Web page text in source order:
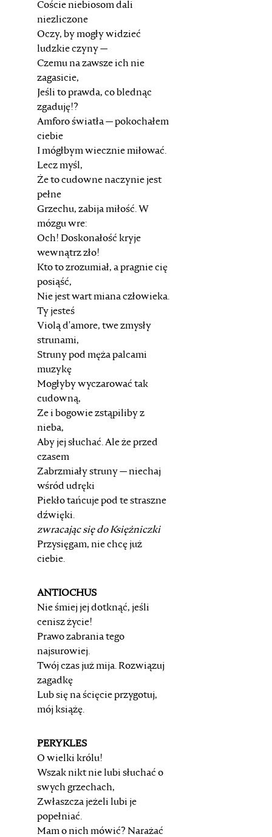
Coście niebiosom dali
niezliczone
Oczy, by mogły widzieć
ludzkie czyny —
Czemu na zawsze ich nie
zagasicie,
Jeśli to prawda, co blednąc
zgaduję!?
Amforo światła — pokochałem
ciebie
I mógłbym wiecznie miłować.
Lecz myśl,
Że to cudowne naczynie jest
pełne
Grzechu, zabija miłość. W
mózgu wre:
Och! Doskonałość kryje
wewnątrz zło!
Kto to zrozumiał, a pragnie cię
posiąść,
Nie jest wart miana człowieka.
Ty jesteś
Violą d'amore, twe zmysły
strunami,
Struny pod męża palcami
muzykę
Mogłyby wyczarować tak
cudowną,
Ze i bogowie zstąpiliby z
nieba,
Aby jej słuchać. Ale że przed
czasem
Zabrzmiały struny — niechaj
wśród udręki
Piekło tańcuje pod te straszne
dźwięki.
zwracając się do Księżniczki
Przysięgam, nie chcę już
ciebie.
ANTIOCHUS
Nie śmiej jej dotknąć, jeśli
cenisz życie!
Prawo zabrania tego
najsurowiej.
Twój czas już mija. Rozwiązuj
zagadkę
Lub się na ścięcie przygotuj,
mój książę.
PERYKLES
O wielki królu!
Wszak nikt nie lubi słuchać o
swych grzechach,
Zwłaszcza jeżeli lubi je
popełniać.
Mam o nich mówić? Narażać